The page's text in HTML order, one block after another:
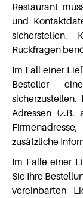
Restaurant
und
sicherstellen.
Rückfragen
Im Fall einer
Besteller
Adressen (z.B.
zusätzliche
Im Falle einer
Sie Ihre
vereinbarten